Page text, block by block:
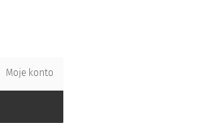
Moje konto